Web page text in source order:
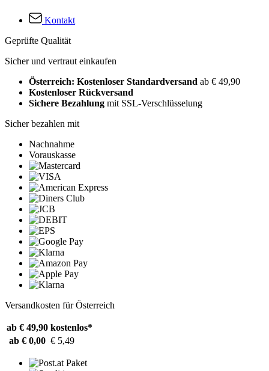
Kontakt
Geprüfte Qualität
Sicher und vertraut einkaufen
Österreich: Kostenloser Standardversand ab € 49,90
Kostenloser Rückversand
Sichere Bezahlung mit SSL-Verschlüsselung
Sicher bezahlen mit
Nachnahme
Vorauskasse
Versandkosten für Österreich
ab € 49,90 kostenlos*
ab € 0,00 € 5,49